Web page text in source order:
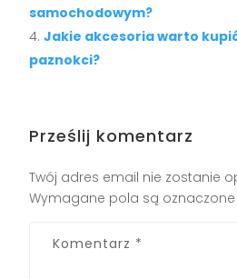
samochodowym?
Jakie akcesoria warto
paznokci?
Prześlij komentarz
Twój adres email nie zostanie
Wymagane pola są oznaczone